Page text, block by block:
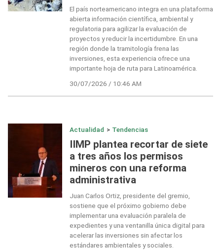
El país norteamericano integra en una plataforma
abierta información científica, ambiental y
regulatoria para agilizar la evaluación de
proyectos y reducir la incertidumbre. En una
región donde la tramitología frena las
inversiones, esta experiencia ofrece una
importante hoja de ruta para Latinoamérica.
30/07/2026 / 10:46 AM
Actualidad > Tendencias
IIMP plantea recortar de siete
a tres años los permisos
mineros con una reforma
administrativa
Juan Carlos Ortiz, presidente del gremio,
sostiene que el próximo gobierno debe
implementar una evaluación paralela de
expedientes y una ventanilla única digital para
acelerar las inversiones sin afectar los
estándares ambientales y sociales.